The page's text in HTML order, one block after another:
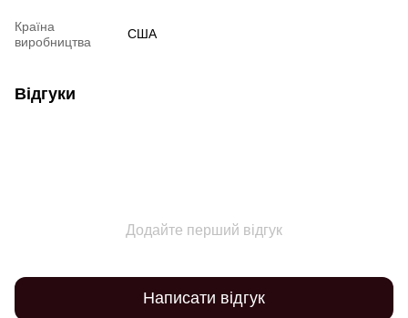
Країна
виробництва
США
Відгуки
Додайте перший відгук
Написати відгук